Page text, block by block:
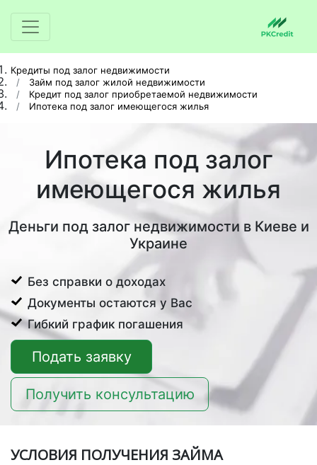
Кредиты под залог недвижимости
Займ под залог жилой недвижимости
Кредит под залог приобретаемой недвижимости
Ипотека под залог имеющегося жилья
Ипотека под залог
имеющегося жилья
Деньги под залог недвижимости в Киеве и
Украине
Без справки о доходах
Документы остаются у Вас
Гибкий график погашения
Подать заявку
Получить консультацию
УСЛОВИЯ ПОЛУЧЕНИЯ ЗАЙМА